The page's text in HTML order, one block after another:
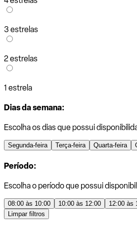
3 estrelas
2 estrelas
1 estrela
Dias da semana:
Escolha os dias que possui
Segunda-feira Terça-feira Quarta-feira
Período:
Escolha o período que possui
08:00 às 10:00 10:00 às 12:00 12:00 às
Limpar filtros